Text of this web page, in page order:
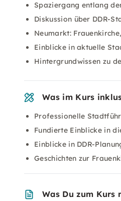
Spaziergang entlang
Diskussion über DDR-
Neumarkt:
Einblicke in aktuelle
Hintergrundwissen zu
Was im Kurs
Professionelle
Fundierte Einblicke in
Einblicke in DDR-
Geschichten zur
Was Du zum